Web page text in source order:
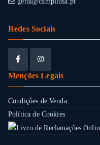
Redes Sociais
Menções Legais
Condições de Venda
Política de Cookies